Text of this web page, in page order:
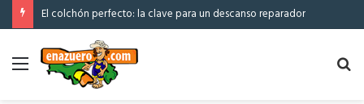
El colchón perfecto: la clave para un descanso reparador
Menú